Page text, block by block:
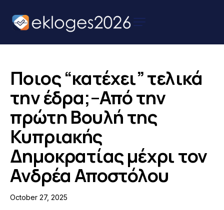
Αρχική
Παρουσιάσεις
Υποψηφίων
Podcast Υποψηφίων
Επικοινωνία
Ποιος “κατέχει” τελικά
την έδρα;–Από την
πρώτη Βουλή της
Κυπριακής
Δημοκρατίας μέχρι τον
Ανδρέα Αποστόλου
October 27, 2025